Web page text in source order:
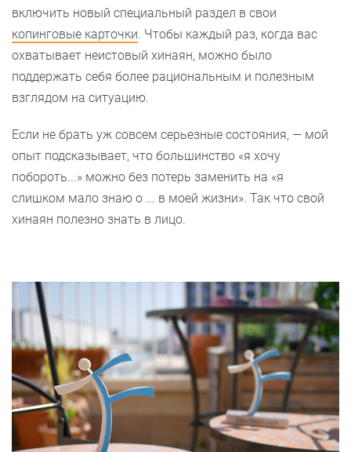
включить новый специальный раздел в свои
копинговые карточки. Чтобы каждый раз, когда вас
охватывает неистовый хинаян, можно было
поддержать себя более рациональным и полезным
взглядом на ситуацию.
Если не брать уж совсем серьезные состояния, — мой
опыт подсказывает, что большинство «я хочу
побороть...» можно без потерь заменить на «я
слишком мало знаю о ... в моей жизни». Так что свой
хинаян полезно знать в лицо.